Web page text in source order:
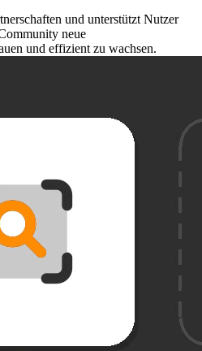
und unterstützt Nutzer
neue
und effizient zu wachsen.